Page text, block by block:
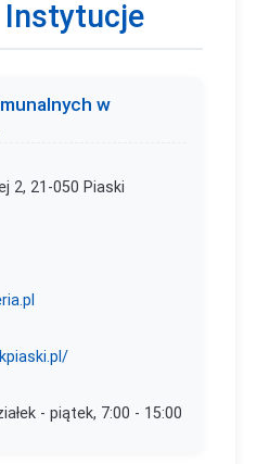
Instytucje
w
2, 21-050 Piaski
- piątek, 7:00 - 15:00